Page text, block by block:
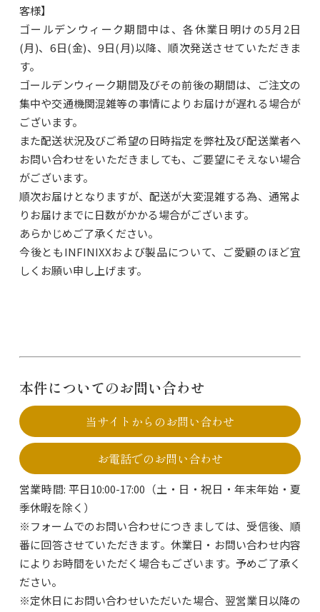
客様】
ゴールデンウィーク期間中は、各休業日明けの5月2日
(月)、6日(金)、9日(月)以降、順次発送させていただきま
す。
ゴールデンウィーク期間及びその前後の期間は、ご注文の
集中や交通機関混雑等の事情によりお届けが遅れる場合が
ございます。
また配送状況及びご希望の日時指定を弊社及び配送業者へ
お問い合わせをいただきましても、ご要望にそえない場合
がございます。
順次お届けとなりますが、配送が大変混雑する為、通常よ
りお届けまでに日数がかかる場合がございます。
あらかじめご了承ください。
今後ともINFINIXXおよび製品について、ご愛顧のほど宜
しくお願い申し上げます。
本件についてのお問い合わせ
当サイトからのお問い合わせ
お電話でのお問い合わせ
営業時間: 平日10:00-17:00（土・日・祝日・年末年始・夏
季休暇を除く）
※フォームでのお問い合わせにつきましては、受信後、順
番に回答させていただきます。休業日・お問い合わせ内容
によりお時間をいただく場合もございます。予めご了承く
ださい。
※定休日にお問い合わせいただいた場合、翌営業日以降の